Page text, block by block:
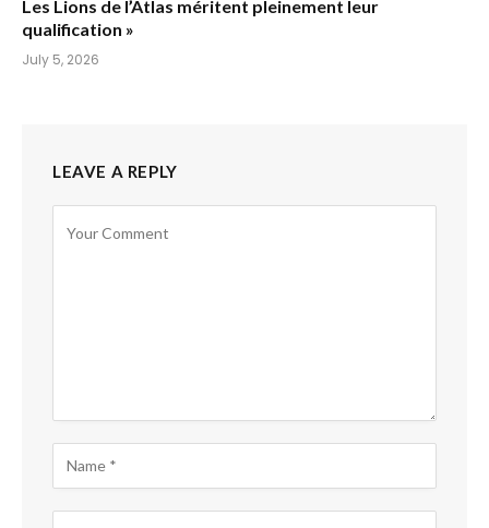
Les Lions de l’Atlas méritent pleinement leur
qualification »
July 5, 2026
LEAVE A REPLY